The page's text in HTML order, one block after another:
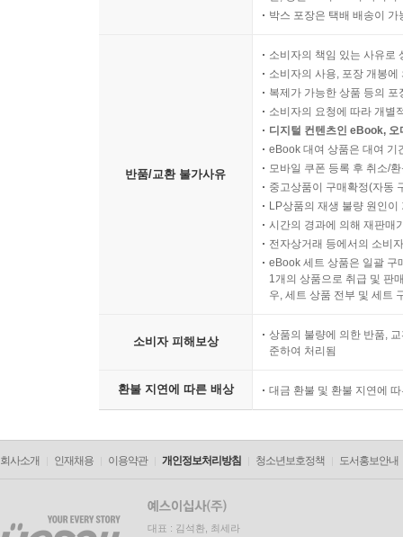
박스 포장은 택배 배송이
반품/교환 불가사유
소비자의 책임 있는 사유로
소비자의 사용, 포장 개봉
복제가 가능한 상품 등의
소비자의 요청에 따라 개별
디지털 컨텐츠인 eBook,
eBook 대여 상품은 대여 기
모바일 쿠폰 등록 후 취소/
중고상품이 구매확정(자동
LP상품의 재생 불량 원인
시간의 경과에 의해 재판매
전자상거래 등에서의 소비
eBook 세트 상품은 일괄 구
1개의 상품으로 취급 및 판
우, 세트 상품 전부 및 세트
소비자 피해보상
상품의 불량에 의한 반품,
준하여 처리됨
환불 지연에 따른 배상 대금 환불 및 환불 지연에
회사소개 인재채용 이용약관 개인정보처리방침 청소년보호정책 도서홍보안내
대표 : 김석환, 최세라